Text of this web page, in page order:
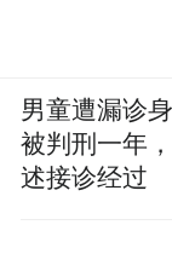
男童遭漏诊
被判刑一年
述接诊经过